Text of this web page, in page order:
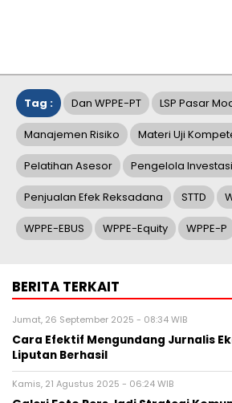
Tag : Dan WPPE-PT LSP Pasar
Manajemen Risiko Materi Uji
Pelatihan Asesor Pengelola Investasi
Penjualan Efek Reksadana STTD
WPPE-EBUS WPPE-Equity WPPE-P
BERITA TERKAIT
Jumat, 26 September 2025 - 08:34 WIB
Cara Efektif Mengundang Jurnalis
Liputan Berhasil
Kamis, 21 Agustus 2025 - 06:24 WIB